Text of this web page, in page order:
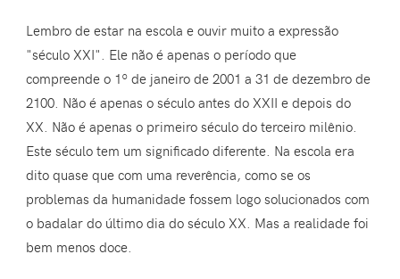
Lembro de estar na escola e ouvir muito a expressão
"século XXI". Ele não é apenas o período que
compreende o 1º de janeiro de 2001 a 31 de dezembro de
2100. Não é apenas o século antes do XXII e depois do
XX. Não é apenas o primeiro século do terceiro milênio.
Este século tem um significado diferente. Na escola era
dito quase que com uma reverência, como se os
problemas da humanidade fossem logo solucionados com
o badalar do último dia do século XX. Mas a realidade foi
bem menos doce.